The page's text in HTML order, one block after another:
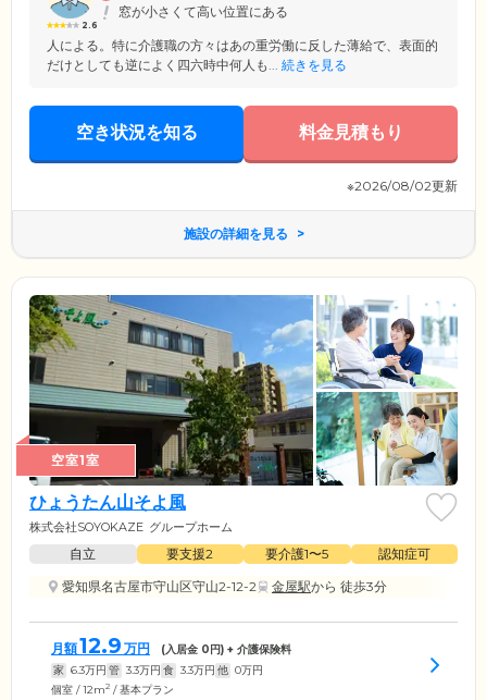
2.6
窓が小さくて高い位置にある
人による。特に介護職の方々はあの重労働に反した薄給で、表面的
だけとしても逆によく四六時中何人も... 続きを見る
空き状況を知る 料金見積もり
※2026/08/02更新
施設の詳細を見る
空室1室
ひょうたん山そよ風
株式会社SOYOKAZE グループホーム
自立 要支援2 要介護1〜5
認知症可
愛知県名古屋市守山区守山2-12-2
金屋駅から 徒歩3分
月額12.9 万円 (入居金 0円) + 介護保険料
家 6.3万円 管 3.3万円 食 3.3万円 他 0万円
個室 / 12m2 / 基本プラン